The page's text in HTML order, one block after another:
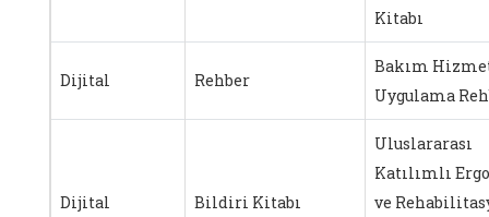
Kitabı
Dijital Rehber
Bakım
Uygulama
Dijital Bildiri Kitabı
Uluslararası
Katılımlı
ve